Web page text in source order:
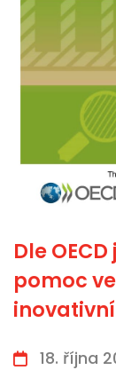
Dle
pomoc
18. října